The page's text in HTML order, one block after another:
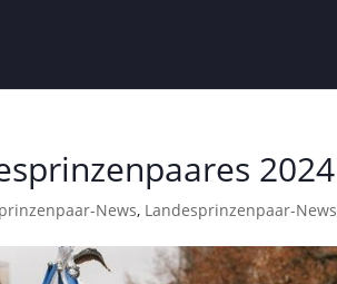
2024
News, Landesprinzenpaar-News